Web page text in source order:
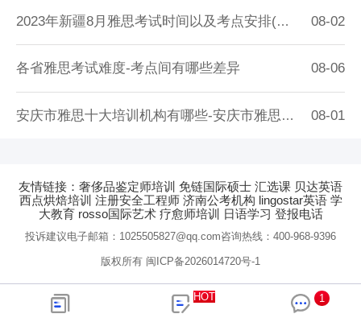
08-02
2023年新疆8月雅思考试时间以及考点安排(新疆雅思考试时间2023)
08-06
各省雅思考试难度-考点间有哪些差异
08-01
安庆市雅思十大培训机构有哪些-安庆市雅思十大培训机构
友情链接： 奢侈品鉴定师培训 免链国际硕士 汇选课 贝达英语
西点烘焙培训 注册安全工程师 济南公考机构 lingostar英语 学
大教育 rosso国际艺术 疗愈师培训 日语学习 登报电话
投诉建议电子邮箱：1025505827@qq.com咨询热线：400-968-9396
版权所有 闽ICP备2026014720号-1
HOT 1